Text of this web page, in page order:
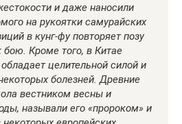
и даже наносили
на рукоятки самурайских
в кунг-фу повторяет позу
бою. Кроме того, в Китае
целительной силой и
болезней. Древние
вестником весны и
называли его «пророком» и